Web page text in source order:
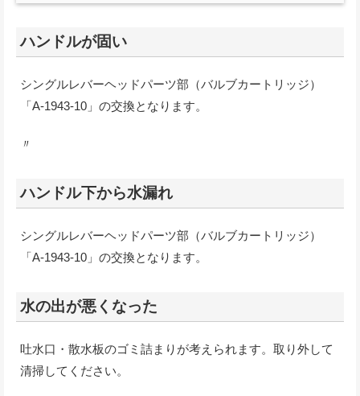
ハンドルが固い
シングルレバーヘッドパーツ部（バルブカートリッジ）
「A-1943-10」の交換となります。
〃
ハンドル下から水漏れ
シングルレバーヘッドパーツ部（バルブカートリッジ）
「A-1943-10」の交換となります。
水の出が悪くなった
吐水口・散水板のゴミ詰まりが考えられます。取り外して
清掃してください。